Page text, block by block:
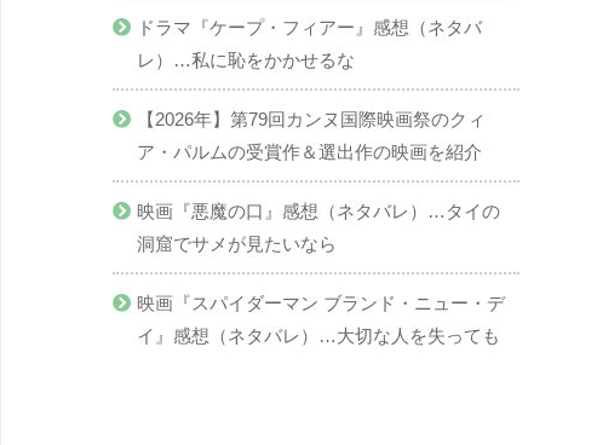
ドラマ『ケープ・フィアー』感想（ネタバ
レ）…私に恥をかかせるな
【2026年】第79回カンヌ国際映画祭のクィ
ア・パルムの受賞作＆選出作の映画を紹介
映画『悪魔の口』感想（ネタバレ）…タイの
洞窟でサメが見たいなら
映画『スパイダーマン ブランド・ニュー・デ
イ』感想（ネタバレ）…大切な人を失っても